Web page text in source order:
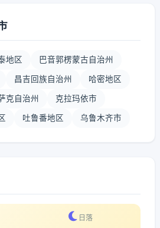
地区 巴音郭楞蒙古自治州
昌吉回族自治州 哈密地区
克自治州 克拉玛依市
吐鲁番地区 乌鲁木齐市
日落